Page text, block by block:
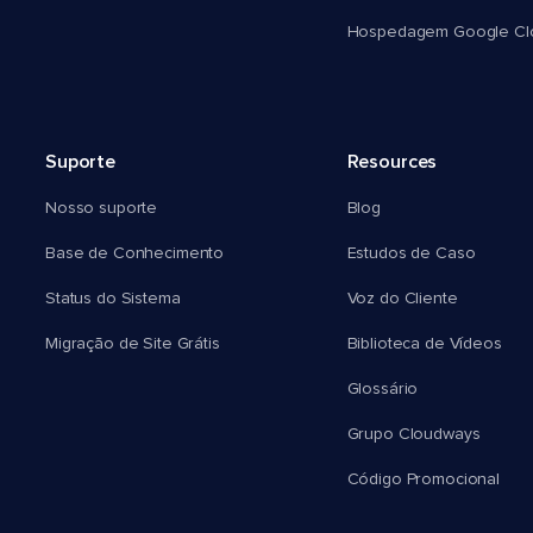
Hospedagem Google
Suporte
Nosso suporte
Base de Conhecimento
Status do Sistema
Migração de Site Grátis
Resources
Blog
Estudos de Caso
Voz do Cliente
Biblioteca de Vídeos
Glossário
Grupo Cloudways
Código Promocional